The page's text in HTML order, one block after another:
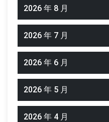
2026 年 8 月
2026 年 7 月
2026 年 6 月
2026 年 5 月
2026 年 4 月